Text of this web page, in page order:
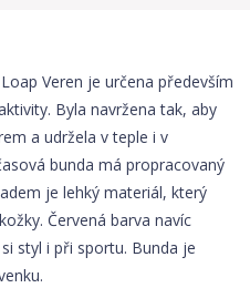
Veren je určena především
Byla navržena tak, aby
a udržela v teple i v
bunda má propracovaný
je lehký materiál, který
Červená barva navíc
styl i při sportu. Bunda je